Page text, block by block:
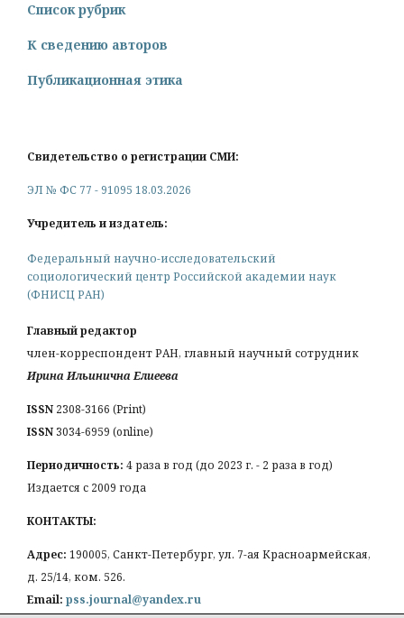
Список рубрик
К сведению авторов
Публикационная этика
Свидетельство о регистрации СМИ:
ЭЛ № ФС 77 - 91095 18.03.2026
Учредитель и издатель:
Федеральный научно-исследовательский
социологический центр Российской академии наук
(ФНИСЦ РАН)
Главный редактор
член-корреспондент РАН, главный научный сотрудник
Ирина Ильинична Елиеева
ISSN 2308-3166 (Print)
ISSN3034-6959 (online)
Периодичность: 4 раза в год (до 2023 г. - 2 раза в год)
Издается с 2009 года
КОНТАКТЫ:
Адрес: 190005, Санкт-Петербург, ул. 7-ая Красноармейская,
д. 25/14, ком. 526.
Email: pss.journal@yandex.ru